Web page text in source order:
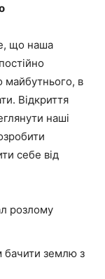
що наша
майбутнього, в
Відкриття
наші
себе від
розлому
бачити землю з